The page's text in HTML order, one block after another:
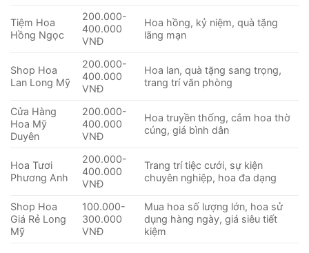
Tiệm Hoa
Hồng Ngọc
200.000-
400.000
VNĐ
Hoa hồng, kỷ niệm, quà tặng
lãng mạn
Shop Hoa
Lan Long Mỹ
200.000-
400.000
VNĐ
Hoa lan, quà tặng sang trọng,
trang trí văn phòng
Cửa Hàng
Hoa Mỹ
Duyên
200.000-
400.000
VNĐ
Hoa truyền thống, cắm hoa thờ
cúng, giá bình dân
Hoa Tươi
Phương Anh
200.000-
400.000
VNĐ
Trang trí tiệc cưới, sự kiện
chuyên nghiệp, hoa đa dạng
Shop Hoa
Giá Rẻ Long
Mỹ
100.000-
300.000
VNĐ
Mua hoa số lượng lớn, hoa sử
dụng hàng ngày, giá siêu tiết
kiệm